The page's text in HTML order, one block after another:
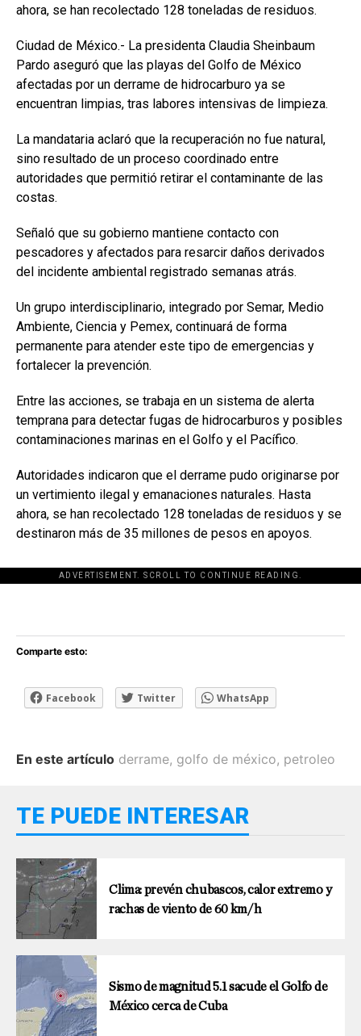
ahora, se han recolectado 128 toneladas de residuos.
Ciudad de México.- La presidenta Claudia Sheinbaum
Pardo aseguró que las playas del Golfo de México
afectadas por un derrame de hidrocarburo ya se
encuentran limpias, tras labores intensivas de limpieza.
La mandataria aclaró que la recuperación no fue natural,
sino resultado de un proceso coordinado entre
autoridades que permitió retirar el contaminante de las
costas.
Señaló que su gobierno mantiene contacto con
pescadores y afectados para resarcir daños derivados
del incidente ambiental registrado semanas atrás.
Un grupo interdisciplinario, integrado por Semar, Medio
Ambiente, Ciencia y Pemex, continuará de forma
permanente para atender este tipo de emergencias y
fortalecer la prevención.
Entre las acciones, se trabaja en un sistema de alerta
temprana para detectar fugas de hidrocarburos y posibles
contaminaciones marinas en el Golfo y el Pacífico.
Autoridades indicaron que el derrame pudo originarse por
un vertimiento ilegal y emanaciones naturales. Hasta
ahora, se han recolectado 128 toneladas de residuos y se
destinaron más de 35 millones de pesos en apoyos.
ADVERTISEMENT. SCROLL TO CONTINUE READING.
[adsforwp id="243463"]
Comparte esto:
Facebook Twitter WhatsApp
En este artículo derrame, golfo de méxico, petroleo
TE PUEDE INTERESAR
Clima: prevén chubascos, calor extremo y
rachas de viento de 60 km/h
Sismo de magnitud 5.1 sacude el Golfo de
México cerca de Cuba